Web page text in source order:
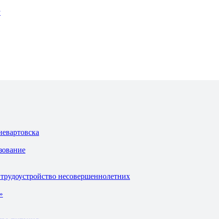
несовершеннолетних